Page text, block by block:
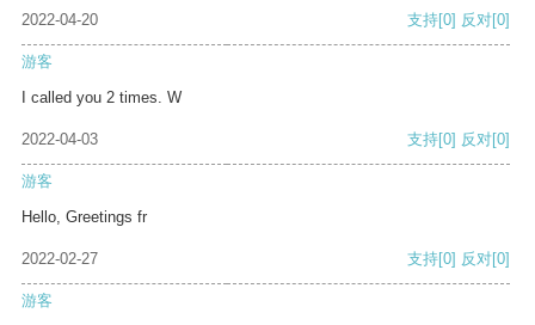
2022-04-20 支持[0] 反对[0]
游客
I called you 2 times. W
2022-04-03 支持[0] 反对[0]
游客
Hello, Greetings fr
2022-02-27 支持[0] 反对[0]
游客